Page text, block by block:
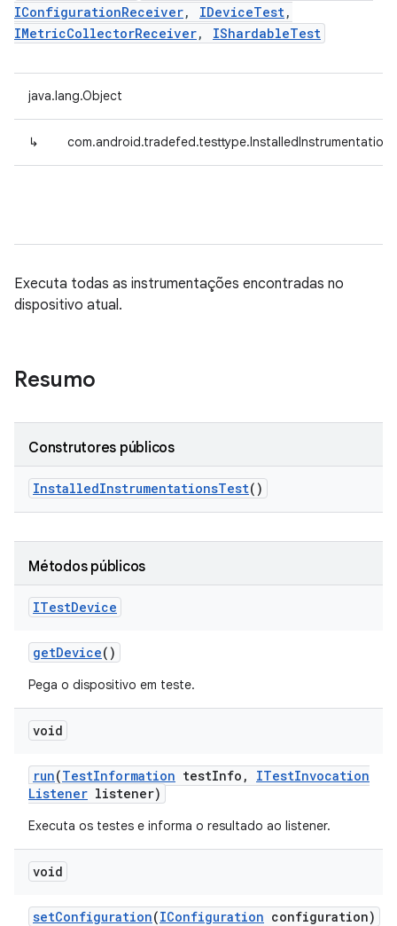
IConfigurationReceiver, IDeviceTest,
IMetricCollectorReceiver, IShardableTest
java.lang.Object
↳
Executa todas as instrumentações encontradas no
dispositivo atual.
Resumo
Construtores públicos
InstalledInstrumentationsTest()
Métodos públicos
ITestDevice
getDevice()
Pega o dispositivo em teste.
void
run(TestInformation testInfo , ITestInvocation
Listener listener)
Executa os testes e informa o resultado ao listener.
void
setConfiguration(IConfiguration configuration)